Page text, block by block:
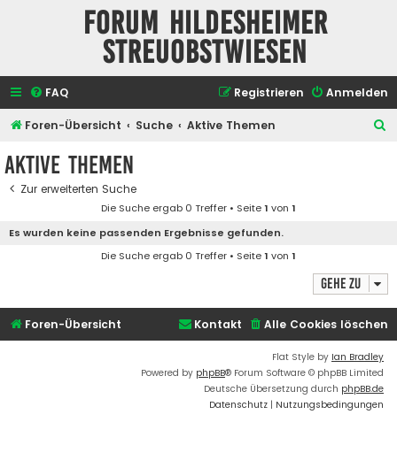
Forum Hildesheimer
Streuobstwiesen
FAQ Anmelden
Registrieren
Foren-Übersicht Suche Aktive Themen
Aktive Themen
Zur erweiterten Suche
Die Suche ergab 0 Treffer • Seite1 von 1
Es wurden keine passenden Ergebnisse gefunden.
Die Suche ergab 0 Treffer • Seite1 von 1
Gehe zu
Foren-Übersicht Alle Cookies löschen
Kontakt
Flat Style by Ian Bradley
Powered by phpBB® Forum Software © phpBB Limited
Deutsche Übersetzung durch phpBB.de
Datenschutz | Nutzungsbedingungen